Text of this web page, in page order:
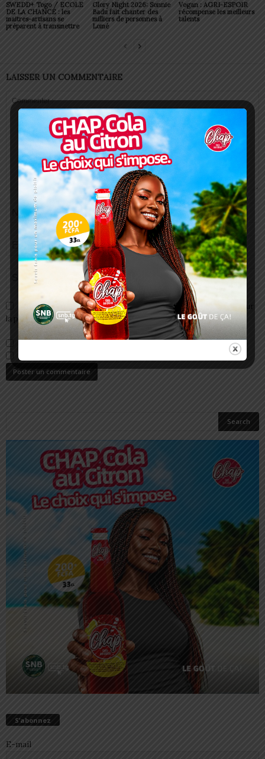
SWEDD+ Togo / ECOLE
DE LA CHANCE : les
maitres-artisans se
préparent à transmettre
Glory Night 2026: Sonnie
Badu fait chanter des
milliers de personnes à
Lomé
Vogan : AGRI-ESPOIR
récompense les meilleurs
talents
LAISSER UN COMMENTAIRE
Enregistrer mon nom, email et site web dans ce navigateur pour
la prochaine fois que je commenterai.
Prévenez-moi de tous les nouveaux commentaires par e-mail.
Prévenez-moi de tous les nouveaux articles par e-mail.
S’abonnez
E-mail